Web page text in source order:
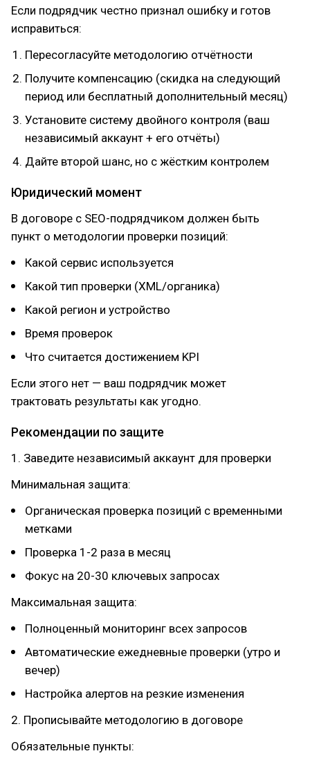
Если подрядчик честно признал ошибку и готов
исправиться:
Пересогласуйте методологию отчётности
Получите компенсацию (скидка на следующий
период или бесплатный дополнительный месяц)
Установите систему двойного контроля (ваш
независимый аккаунт + его отчёты)
Дайте второй шанс, но с жёстким контролем
Юридический момент
В договоре с SEO-подрядчиком должен быть
пункт о методологии проверки позиций:
Какой сервис используется
Какой тип проверки (XML/органика)
Какой регион и устройство
Время проверок
Что считается достижением KPI
Если этого нет — ваш подрядчик может
трактовать результаты как угодно.
Рекомендации по защите
1. Заведите независимый аккаунт для проверки
Минимальная защита:
Органическая проверка позиций с временными
метками
Проверка 1-2 раза в месяц
Фокус на 20-30 ключевых запросах
Максимальная защита:
Полноценный мониторинг всех запросов
Автоматические ежедневные проверки (утро и
вечер)
Настройка алертов на резкие изменения
2. Прописывайте методологию в договоре
Обязательные пункты: